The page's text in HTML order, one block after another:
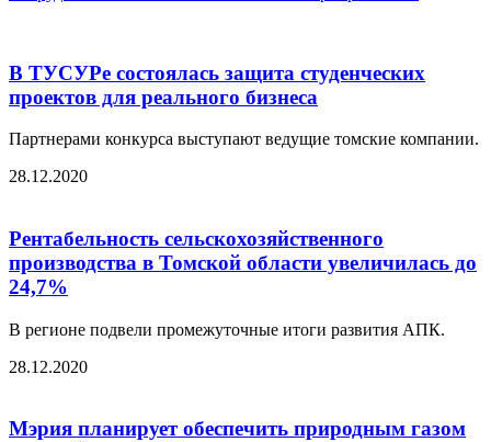
В ТУСУРе состоялась защита студенческих
проектов для реального бизнеса
Партнерами конкурса выступают ведущие томские компании.
28.12.2020
Рентабельность сельскохозяйственного
производства в Томской области увеличилась до
24,7%
В регионе подвели промежуточные итоги развития АПК.
28.12.2020
Мэрия планирует обеспечить природным газом